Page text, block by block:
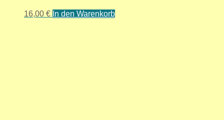
16,00 € In den Warenkorb